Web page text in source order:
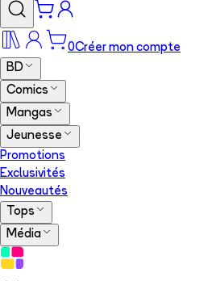
0Créer mon compte
BD
Comics
Mangas
Jeunesse
Promotions
Exclusivités
Nouveautés
Tops
Média